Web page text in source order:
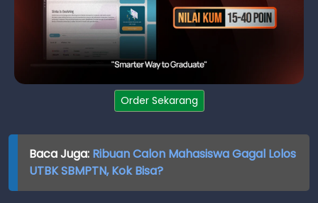
Order Sekarang
Baca Juga: Ribuan Calon Mahasiswa Gagal Lolos
UTBK SBMPTN, Kok Bisa?